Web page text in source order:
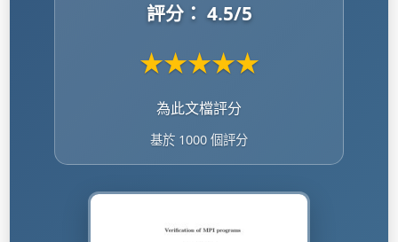
評分： 4.5/5
★★★★★
為此文檔評分
基於 1000 個評分